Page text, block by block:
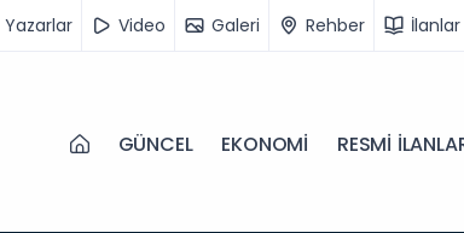
Yazarlar Video Galeri Rehber İlanlar
GÜNCEL EKONOMİ RESMİ